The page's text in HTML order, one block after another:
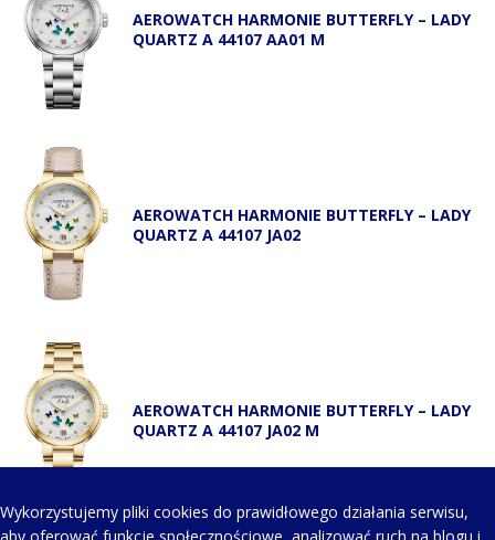
AEROWATCH HARMONIE BUTTERFLY – LADY
QUARTZ A 44107 AA01 M
AEROWATCH HARMONIE BUTTERFLY – LADY
QUARTZ A 44107 JA02
AEROWATCH HARMONIE BUTTERFLY – LADY
QUARTZ A 44107 JA02 M
Wykorzystujemy pliki cookies do prawidłowego działania serwisu,